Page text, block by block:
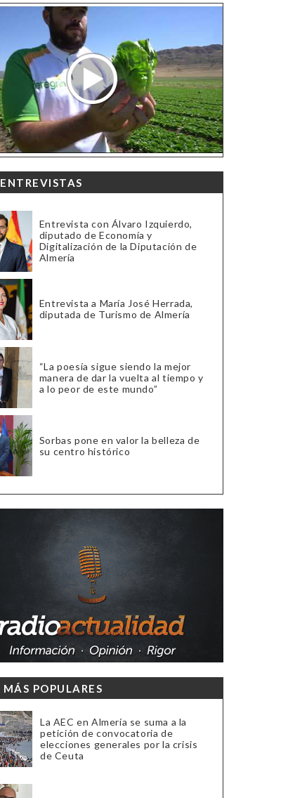
ENTREVISTAS
Entrevista con Álvaro Izquierdo,
diputado de Economía y
Digitalización de la Diputación de
Almería
Entrevista a María José Herrada,
diputada de Turismo de Almería
“La poesía sigue siendo la mejor
manera de dar la vuelta al tiempo y
a lo peor de este mundo”
Sorbas pone en valor la belleza de
su centro histórico
MÁS POPULARES
La AEC en Almería se suma a la
petición de convocatoria de
elecciones generales por la crisis
de Ceuta